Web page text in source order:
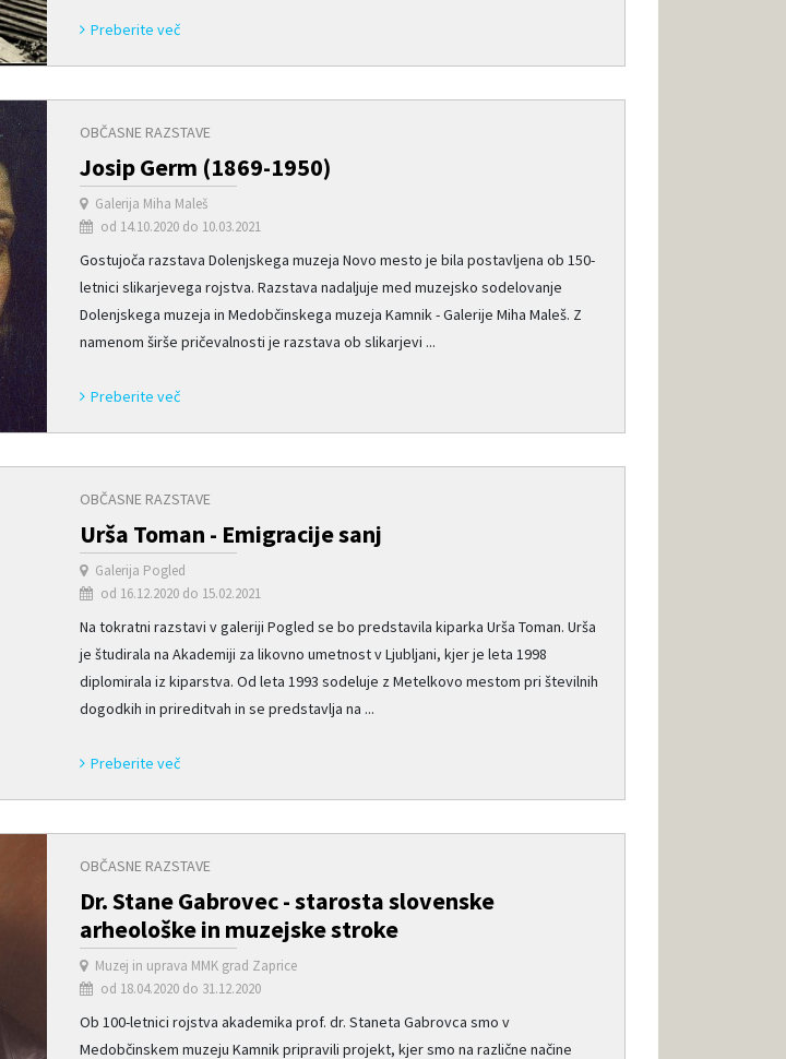
Preberite več
OBČASNE RAZSTAVE
Josip Germ (1869-1950)
Galerija Miha Maleš
od 14.10.2020 do 10.03.2021
Gostujoča razstava Dolenjskega muzeja Novo mesto je bila postavljena ob 150-
letnici slikarjevega rojstva. Razstava nadaljuje med muzejsko sodelovanje
Dolenjskega muzeja in Medobčinskega muzeja Kamnik - Galerije Miha Maleš. Z
namenom širše pričevalnosti je razstava ob slikarjevi ...
Preberite več
OBČASNE RAZSTAVE
Urša Toman - Emigracije sanj
Galerija Pogled
od 16.12.2020 do 15.02.2021
Na tokratni razstavi v galeriji Pogled se bo predstavila kiparka Urša Toman. Urša
je študirala na Akademiji za likovno umetnost v Ljubljani, kjer je leta 1998
diplomirala iz kiparstva. Od leta 1993 sodeluje z Metelkovo mestom pri številnih
dogodkih in prireditvah in se predstavlja na ...
Preberite več
OBČASNE RAZSTAVE
Dr. Stane Gabrovec - starosta slovenske
arheološke in muzejske stroke
Muzej in uprava MMK grad Zaprice
od 18.04.2020 do 31.12.2020
Ob 100-letnici rojstva akademika prof. dr. Staneta Gabrovca smo v
Medobčinskem muzeju Kamnik pripravili projekt, kjer smo na različne načine